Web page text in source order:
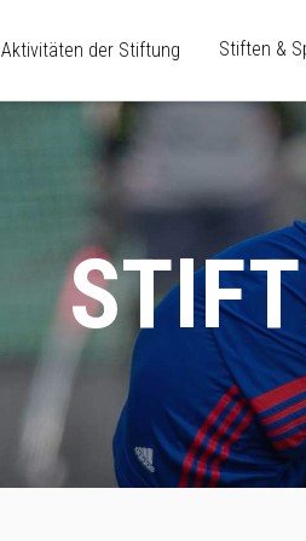
Aktivitäten der Stiftung Stiften &